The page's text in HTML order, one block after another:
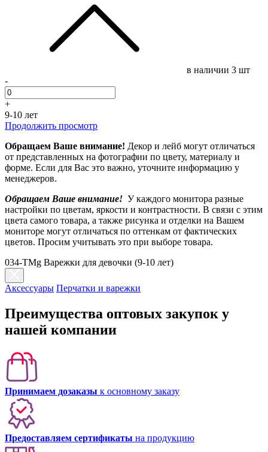
в наличии 3 шт
-
+
9-10 лет
Продолжить просмотр
Обращаем Ваше внимание! Декор и лейб могут отличаться
от представленных на фотографии по цвету, материалу и
форме. Если для Вас это важно, уточните информацию у
менеджеров.
Обращаем Ваше внимание! У каждого монитора разные
настройки по цветам, яркости и контрастности. В связи с этим
цвета самого товара, а также рисунка и отделки на Вашем
мониторе могут отличаться по оттенкам от фактических
цветов. Просим учитывать это при выборе товара.
034-TMg Варежки для девочки (9-10 лет)
Аксессуары Перчатки и варежки
Преимущества оптовых закупок у
нашей компании
Принимаем дозаказы к основному заказу
Предоставляем сертификаты на продукцию